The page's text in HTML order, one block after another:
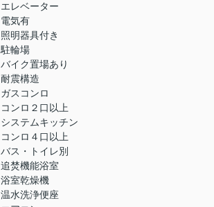
エレベーター
電気有
照明器具付き
駐輪場
バイク置場あり
耐震構造
ガスコンロ
コンロ２口以上
システムキッチン
コンロ４口以上
バス・トイレ別
追焚機能浴室
浴室乾燥機
温水洗浄便座